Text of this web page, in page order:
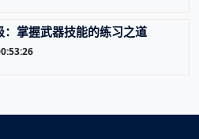
掌握武器技能的练习之道